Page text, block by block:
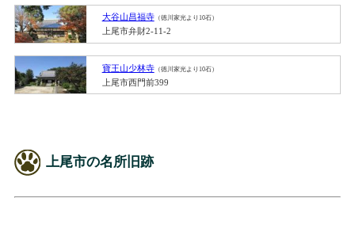
大谷山昌福寺（徳川家光より10石）
上尾市弁財2-11-2
寶王山少林寺（徳川家光より10石）
上尾市西門前399
上尾市の名所旧跡